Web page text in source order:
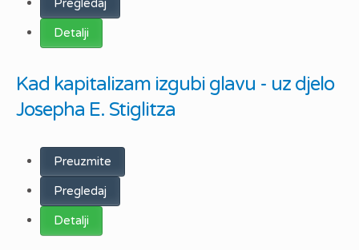
Pregledaj
Detalji
Kad kapitalizam izgubi glavu - uz djelo
Josepha E. Stiglitza
Preuzmite
Pregledaj
Detalji